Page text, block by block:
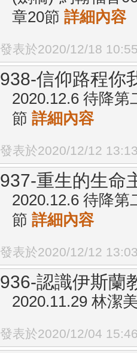
章20節 詳細內容
發表於2020/12/18
938-信仰路程你
2020.12.6 待降
節 詳細內容
發表於2020/12/12
937-重生的生命
2020.12.6 待降
節 詳細內容
發表於2020/12/12
936-認識伊斯蘭
2020.11.29 林潔
發表於2020/12/04